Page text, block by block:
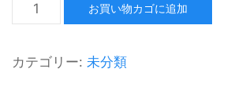
お買い物カゴに追加
カテゴリー: 未分類